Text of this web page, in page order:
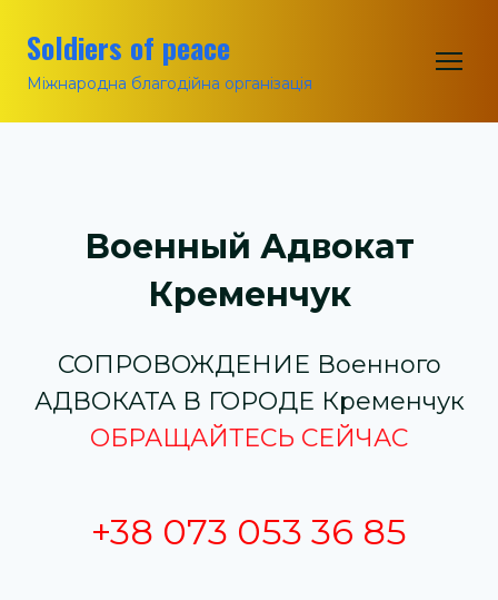
Soldiers of peace
Міжнародна благодійна організація
Военный Адвокат
Кременчук
СОПРОВОЖДЕНИЕ Военного
АДВОКАТА В ГОРОДЕ Кременчук
ОБРАЩАЙТЕСЬ СЕЙЧАС
+38 073 053 36 85